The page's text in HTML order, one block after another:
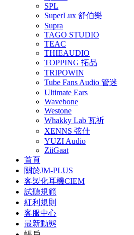
SPL
SuperLux 舒伯樂
Supra
TAGO STUDIO
TEAC
THIEAUDIO
TOPPING 拓品
TRIPOWIN
Tube Fans Audio 管迷
Ultimate Ears
Wavebone
Westone
Whakky Lab 瓦祈
XENNS 弦仕
YUZI Audio
ZiiGaat
首頁
關於JM-PLUS
客製化耳機CIEM
試聽規範
紅利規則
客服中心
最新動態